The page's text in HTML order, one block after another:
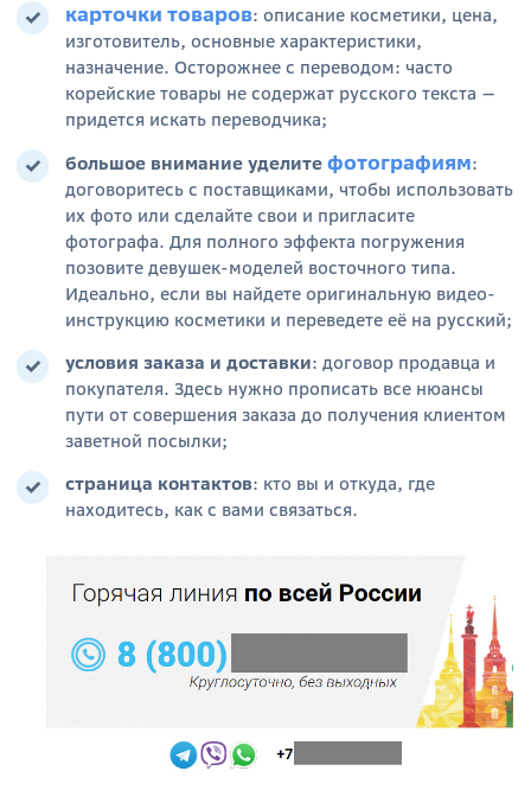
карточки товаров: описание косметики, цена,
изготовитель, основные характеристики,
назначение. Осторожнее с переводом: часто
корейские товары не содержат русского текста —
придется искать переводчика;
большое внимание уделите фотографиям:
договоритесь с поставщиками, чтобы использовать
их фото или сделайте свои и пригласите
фотографа. Для полного эффекта погружения
позовите девушек-моделей восточного типа.
Идеально, если вы найдете оригинальную видео-
инструкцию косметики и переведете её на русский;
условия заказа и доставки: договор продавца и
покупателя. Здесь нужно прописать все нюансы
пути от совершения заказа до получения клиентом
заветной посылки;
страница контактов: кто вы и откуда, где
находитесь, как с вами связаться.